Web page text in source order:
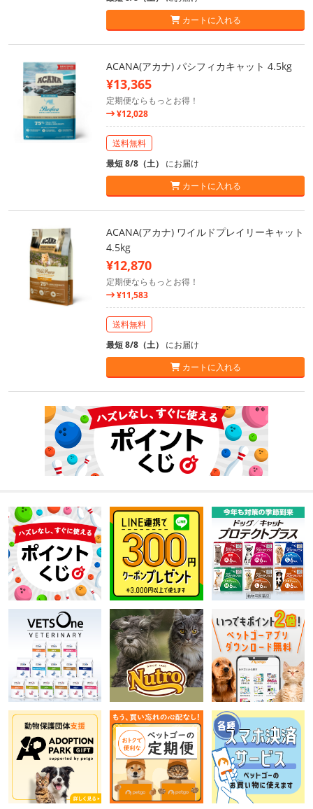
カートに入れる
ACANA(アカナ) パシフィカキャット 4.5kg
¥13,365
定期便ならもっとお得！
¥12,028
送料無料
最短 8/8（土） にお届け
カートに入れる
ACANA(アカナ) ワイルドプレイリーキャット
4.5kg
¥12,870
定期便ならもっとお得！
¥11,583
送料無料
最短 8/8（土） にお届け
カートに入れる